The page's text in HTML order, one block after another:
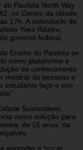
do Paulista North Way
no Centro da cidade,
17h. A solenidade de
Yves Ribeiro,
governo federal.
Ensino do Paulista se
como plataforma e
de conhecimento
mostrar às pessoas e
estudante faço e crio
Sustentável,
como solução para
de 15 anos, da
aprender e trocar